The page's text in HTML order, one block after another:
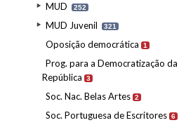
MUD 252
MUD Juvenil 321
Oposição democrática 1
Prog. para a Democratização da
República
3
Soc. Nac. Belas Artes 2
Soc. Portuguesa de Escritores 6